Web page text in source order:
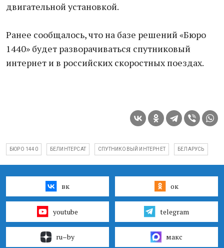
двигательной установкой.
Ранее сообщалось, что на базе решений «Бюро
1440» будет разворачиваться спутниковый
интернет и в российских скоростных поездах.
БЮРО 1440 БЕЛИНТЕРСАТ СПУТНИКОВЫЙ ИНТЕРНЕТ БЕЛАРУСЬ
вк ок
youtube telegram
ru–by макс